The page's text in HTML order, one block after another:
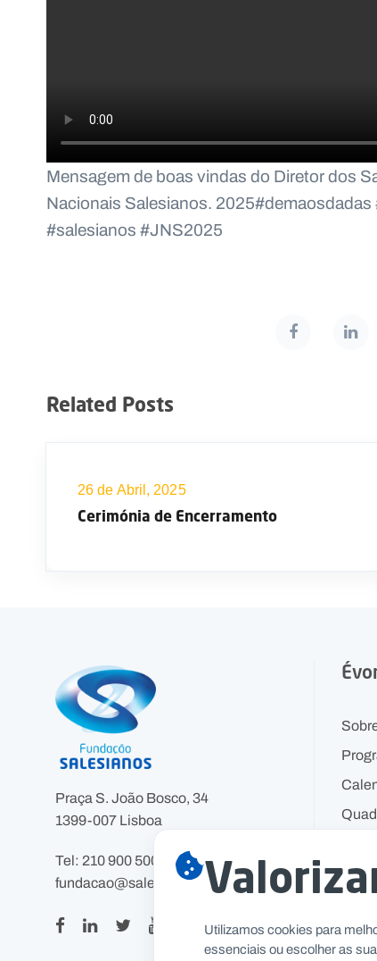
Mensagem de boas vindas do Diretor dos
Nacionais Salesianos.
#salesianos #JNS2025
Related Posts
26 de Abril, 2025
Cerimónia de Encerramento
Praça S. João Bosco, 34
1399-007 Lisboa
Tel: 210 900 500
fundacao@salesianos.pt
Utilizamos cookies para
essenciais ou escolher as